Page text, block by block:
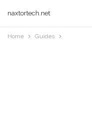
naxtortech.net
Home Guides